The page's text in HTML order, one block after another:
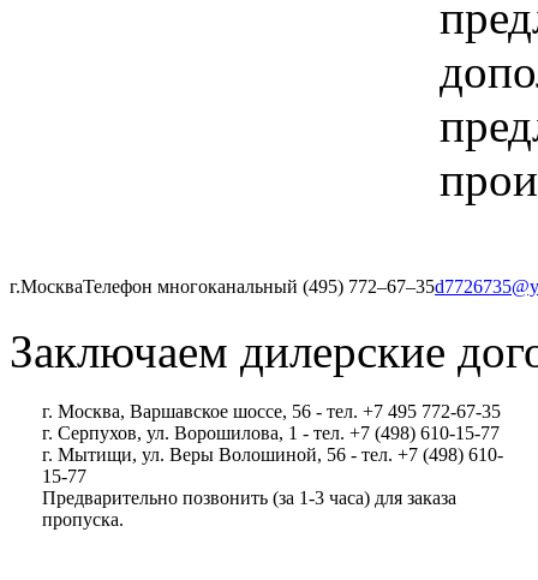
г.МоскваТелефон многоканальный (495) 772‒67‒35
Заключаем дилерские
г. Москва, Варшавское шоссе, 56 - тел. +7 495 772-67-35
г. Серпухов, ул. Ворошилова, 1 - тел. +7 (498) 610-15-77
г. Мытищи, ул. Веры Волошиной, 56 - тел. +7 (498) 610-
15-77
Предварительно позвонить (за 1-3 часа) для заказа
пропуска.